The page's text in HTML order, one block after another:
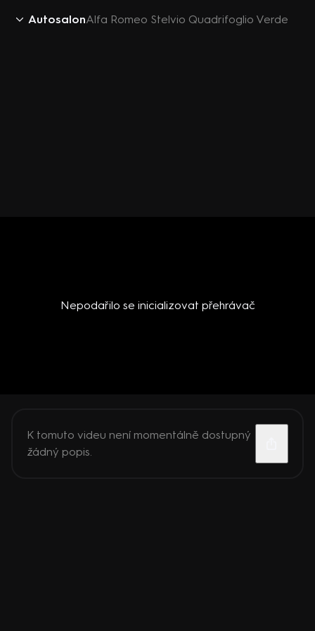
AutosalonAlfa Romeo Stelvio Quadrifoglio Verde
Nepodařilo se inicializovat přehrávač
K tomuto videu není momentálně dostupný
žádný popis.